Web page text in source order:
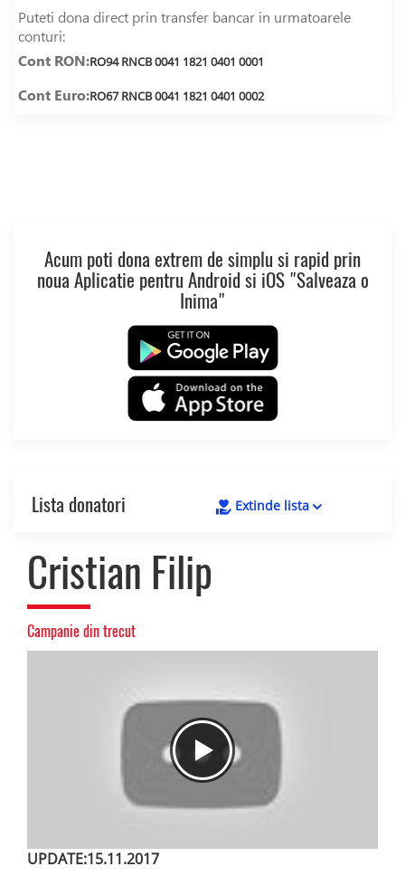
Puteti dona direct prin transfer bancar in urmatoarele
conturi:
Cont RON:RO94 RNCB 0041 1821 0401 0001
Cont Euro:RO67 RNCB 0041 1821 0401 0002
Acum poti dona extrem de simplu si rapid prin
noua Aplicatie pentru Android si iOS "Salveaza o
Inima"
Lista donatori Extinde lista
Cristian Filip
Campanie din trecut
UPDATE:15.11.2017